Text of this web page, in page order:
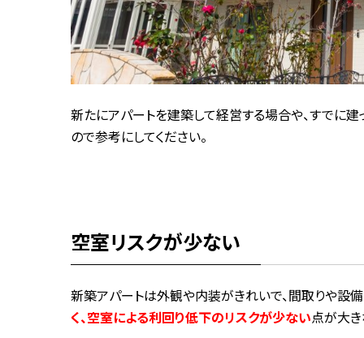
新たにアパートを建築して経営する場合や、すでに
ので参考にしてください。
空室リスクが少ない
新築アパートは外観や内装がきれいで、間取りや設
く、空室による利回り低下のリスクが少ない点が大き